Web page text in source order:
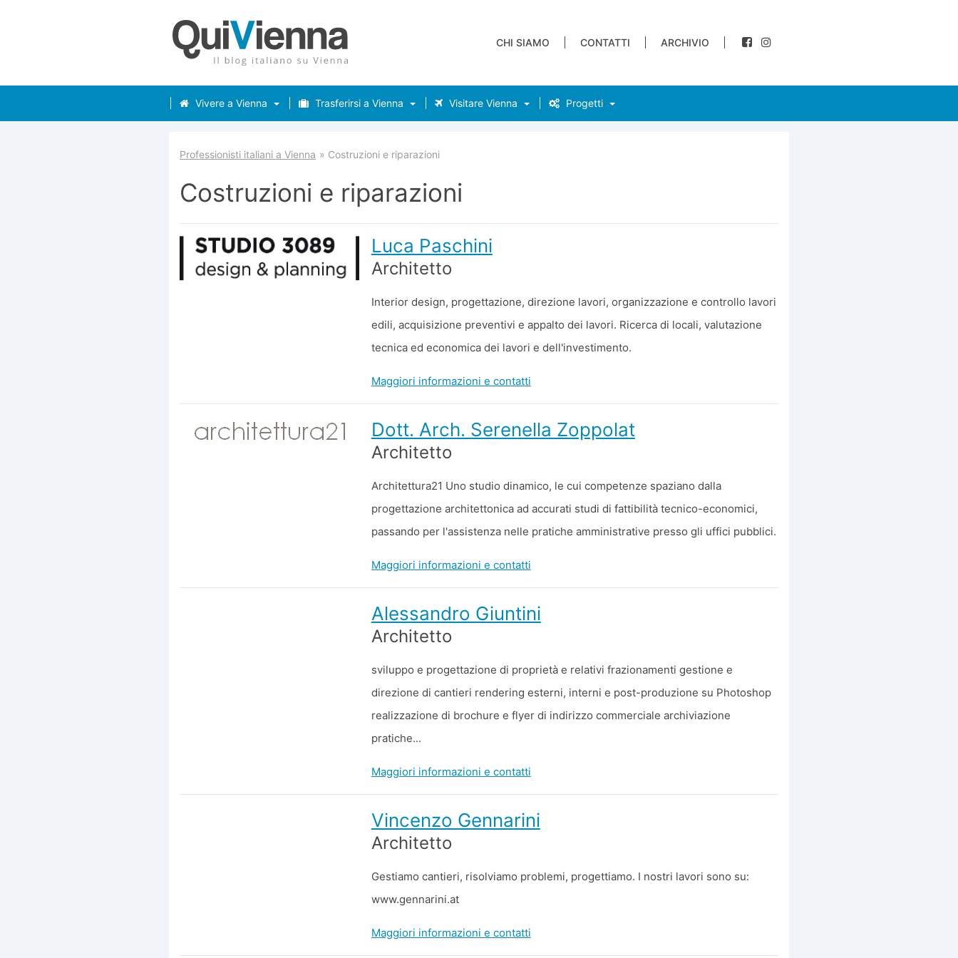
CHI SIAMO CONTATTI ARCHIVIO
Vivere a Vienna Trasferirsi a Vienna Visitare Vienna Progetti
Professionisti italiani a Vienna Costruzioni e riparazioni
Costruzioni e riparazioni
Luca Paschini
Architetto
Interior design, progettazione, direzione lavori, organizzazione e controllo lavori
edili, acquisizione preventivi e appalto dei lavori. Ricerca di locali, valutazione
tecnica ed economica dei lavori e dell'investimento.
Maggiori informazioni e contatti
Dott. Arch. Serenella Zoppolat
Architetto
Architettura21 Uno studio dinamico, le cui competenze spaziano dalla
progettazione architettonica ad accurati studi di fattibilità tecnico-economici,
passando per l'assistenza nelle pratiche amministrative presso gli uffici pubblici.
Maggiori informazioni e contatti
Alessandro Giuntini
Architetto
sviluppo e progettazione di proprietà e relativi frazionamenti gestione e
direzione di cantieri rendering esterni, interni e post-produzione su Photoshop
realizzazione di brochure e flyer di indirizzo commerciale archiviazione
pratiche...
Maggiori informazioni e contatti
Vincenzo Gennarini
Architetto
Gestiamo cantieri, risolviamo problemi, progettiamo. I nostri lavori sono su:
www.gennarini.at
Maggiori informazioni e contatti